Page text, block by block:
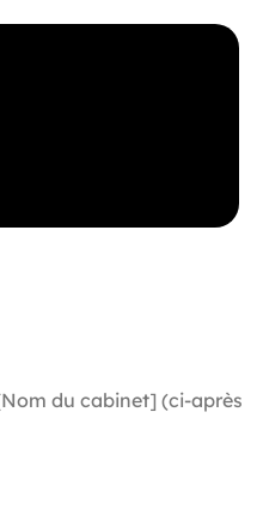
du cabinet] (ci-après